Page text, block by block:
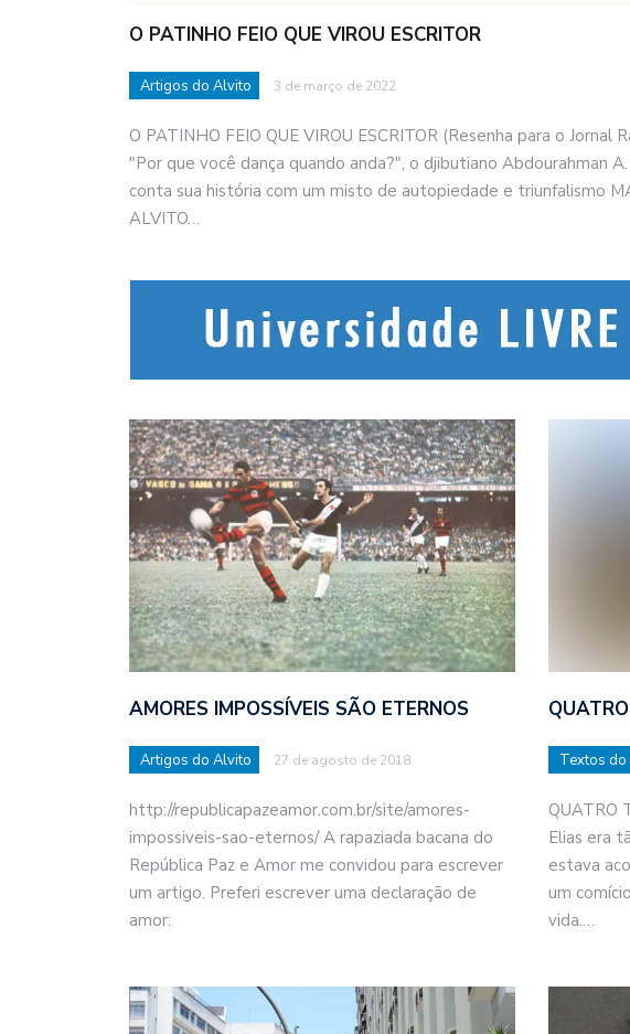
O PATINHO FEIO QUE VIROU ESCRITOR
Artigos do Alvito 3 de março de 2022
O PATINHO FEIO QUE VIROU ESCRITOR (Resenha para o Jornal
"Por que você dança quando anda?", o djibutiano Abdourahman
conta sua história com um misto de autopiedade e triunfalismo
ALVITO…
AMORES IMPOSSÍVEIS SÃO ETERNOS
Artigos do Alvito 27 de agosto de 2018
http://republicapazeamor.com.br/site/amores-
impossiveis-sao-eternos/ A rapaziada bacana do
República Paz e Amor me convidou para escrever
um artigo. Preferi escrever uma declaração de
amor:
Textos
QUATRO
Elias era
estava
um
vida.…